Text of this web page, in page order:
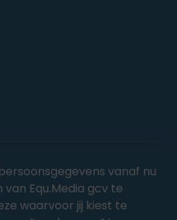
Aalter België
vanaf nu
Equ.Media gcv te
waarvoor jij kiest te